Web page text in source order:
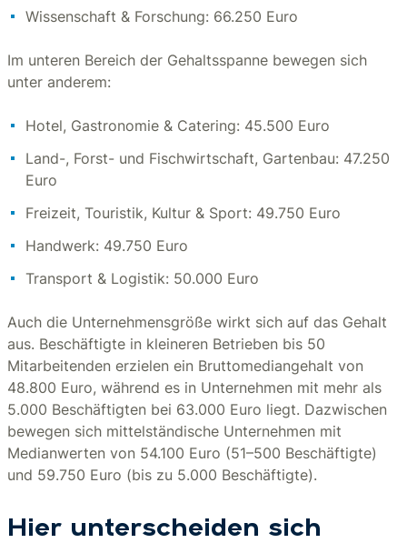
Wissenschaft & Forschung: 66.250 Euro
Im unteren Bereich der Gehaltsspanne bewegen sich
unter anderem:
Hotel, Gastronomie & Catering: 45.500 Euro
Land-, Forst- und Fischwirtschaft, Gartenbau: 47.250
Euro
Freizeit, Touristik, Kultur & Sport: 49.750 Euro
Handwerk: 49.750 Euro
Transport & Logistik: 50.000 Euro
Auch die Unternehmensgröße wirkt sich auf das Gehalt
aus. Beschäftigte in kleineren Betrieben bis 50
Mitarbeitenden erzielen ein Bruttomediangehalt von
48.800 Euro, während es in Unternehmen mit mehr als
5.000 Beschäftigten bei 63.000 Euro liegt. Dazwischen
bewegen sich mittelständische Unternehmen mit
Medianwerten von 54.100 Euro (51–500 Beschäftigte)
und 59.750 Euro (bis zu 5.000 Beschäftigte).
Hier unterscheiden sich